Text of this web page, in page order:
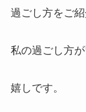
過ごし方をご
私の過ごし方
嬉しです。